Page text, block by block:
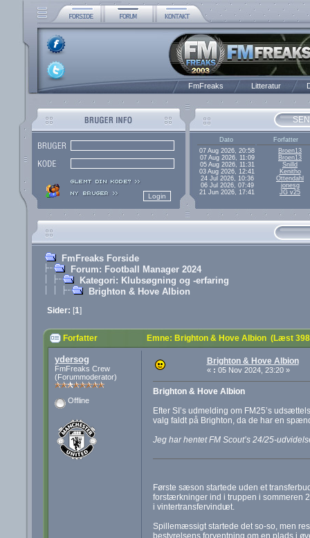
FmFreaks Litteratur
Dato
Forfatter
07 Aug 2026, 20:58
Broen13
07 Aug 2026, 11:09
Broen13
05 Aug 2026, 11:31
Snilld
03 Aug 2026, 12:41
Kenitho
24 Jul 2026, 10:36
Ottendahl
06 Jul 2026, 07:49
jonesg
21 Jun 2026, 17:41
JG v25
FmFreaks Forside
Forum: Football Manager 2024
Kategori: Klubsøgning og -erfaring
Brighton & Hove Albion
Sider: [1]
Forfatter Emne: Brighton & Hove Albion (Læst
ydersog
FmFreaks Crew
(Forummoderator)
Offline
Brighton & Hove Albion
« : 05 Nov 2024, 23:20 »
Brighton & Hove Albion
Efter SI’s udmelding om FM25’s
valg faldt på Brighton, da de har en
Jeg har hentet FM Scout’s 24/25-
Første sæson startede uden et
forstærkninger ind i truppen i sommeren
i vintertransfervinduet.
Spillemæssigt startede det so-so, men
bestyrelsens forventning om en plads i